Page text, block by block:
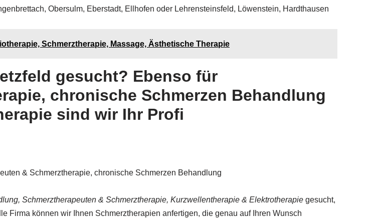
Obersulm, Eberstadt, Ellhofen oder Lehrensteinsfeld, Löwenstein, Hardthausen
Schmerztherapie, Massage, Ästhetische Therapie
gesucht? Ebenso für
chronische Schmerzen Behandlung
sind wir Ihr Profi
& Schmerztherapie, chronische Schmerzen Behandlung
Schmerztherapeuten & Schmerztherapie, Kurzwellentherapie & Elektrotherapie gesucht,
Firma können wir Ihnen Schmerztherapien anfertigen, die genau auf Ihren Wunsch